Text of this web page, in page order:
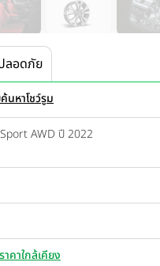
ลอดภัย
ค้นหาโชว์รูม
AWD ปี 2022
คาใกล้เคียง